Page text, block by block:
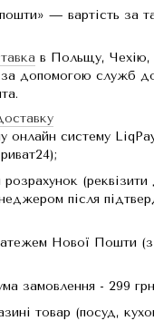
— вартість за
в Польщу, Чехію,
за допомогою служб
онлайн систему
розрахунок (реквізити
після
Нової Пошти (з
замовлення - 299
товар (посуд,